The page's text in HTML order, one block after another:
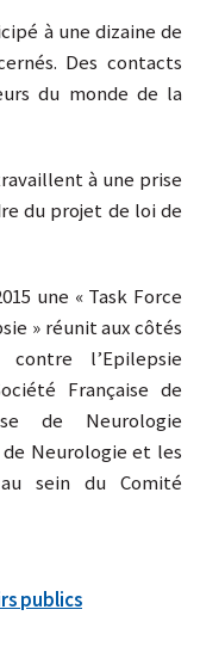
à une dizaine de
Des contacts
du monde de la
à une prise
du projet de loi de
une « Task Force
» réunit aux côtés
l’Epilepsie
Française de
de Neurologie
Neurologie et les
sein du Comité
publics